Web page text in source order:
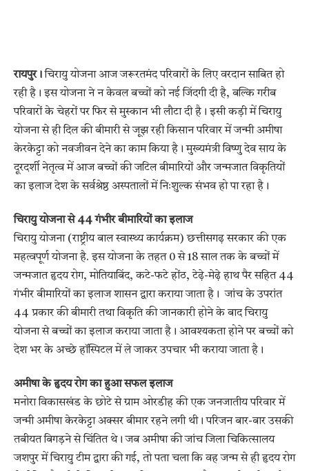
रायपुर।चिरायु योजना आज जरूरतमंद परिवारों के लिए वरदान साबित हो
रही है। इस योजना ने न केवल बच्चों को नई जिंदगी दी है, बल्कि गरीब
परिवारों के चेहरों पर फिर से मुस्कान भी लौटा दी है। इसी कड़ी में चिरायु
योजना से ही दिल की बीमारी से जूझ रही किसान परिवार में जन्मी अमीषा
केरकेट्टा को नवजीवन देने का काम किया है। मुख्यमंत्री विष्णु देव साय के
दूरदर्शी नेतृत्व में आज बच्चों की जटिल बीमारियों और जन्मजात विकृतियों
का इलाज देश के सर्वश्रेष्ठ अस्पतालों में निःशुल्क संभव हो पा रहा है।
चिरायु योजना से 44 गंभीर बीमारियों का इलाज
चिरायु योजना (राष्ट्रीय बाल स्वास्थ्य कार्यक्रम) छत्तीसगढ़ सरकार की एक
महत्वपूर्ण योजना है. इस योजना के तहत 0 से 18 साल तक के बच्चों में
जन्मजात हृदय रोग, मोतियाबिंद, कटे-फटे होंठ, टेढ़े-मेढ़े हाथ पैर सहित 44
गंभीर बीमारियों का इलाज शासन द्वारा कराया जाता है। जांच के उपरांत
44 प्रकार की बीमारी तथा विकृति की जानकारी होने के बाद चिरायु
योजना से बच्चों का इलाज कराया जाता है। आवश्यकता होने पर बच्चों को
देश भर के अच्छे हॉस्पिटल में ले जाकर उपचार भी कराया जाता है।
अमीषा के हृदय रोग का हुआ सफल इलाज
मनोरा विकासखंड के छोटे से ग्राम ओरडीह की एक जनजातीय परिवार में
जन्मी अमीषा केरकेट्टा अक्सर बीमार रहने लगी थी। परिजन बार-बार उसकी
तबीयत बिगड़ने से चिंतित थे। जब अमीषा की जांच जिला चिकित्सालय
जशपुर में चिरायु टीम द्वारा की गई, तो पता चला कि वह जन्म से ही हृदय रोग